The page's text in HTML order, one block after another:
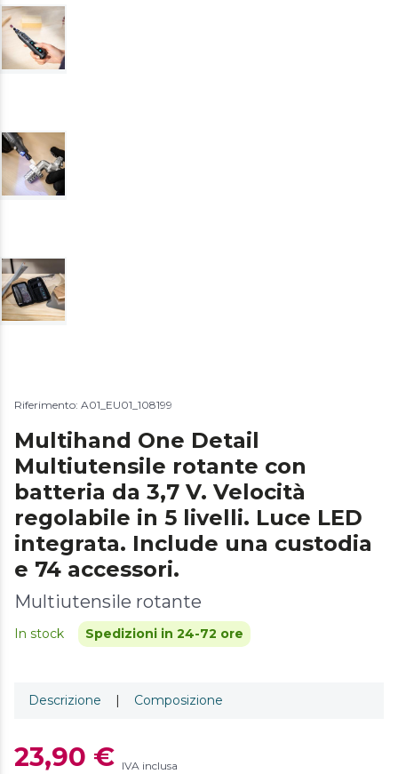
Riferimento: A01_EU01_108199
Multihand One Detail
Multiutensile rotante con
batteria da 3,7 V. Velocità
regolabile in 5 livelli. Luce LED
integrata. Include una custodia
e 74 accessori.
Multiutensile rotante
In stock Spedizioni in 24-72 ore
Descrizione | Composizione
23,90 € IVA inclusa